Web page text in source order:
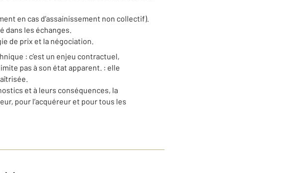
en cas d’assainissement non collectif).
dans les échanges.
de prix et la négociation.
: c’est un enjeu contractuel,
pas à son état apparent. : elle
et à leurs conséquences, la
pour l’acquéreur et pour tous les